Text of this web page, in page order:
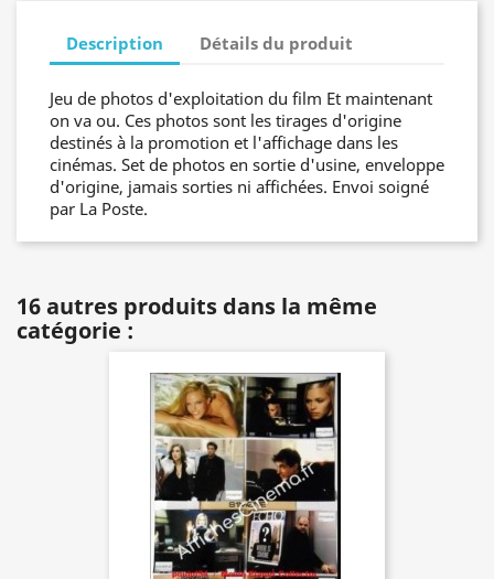
Description Détails du produit
Jeu de photos d'exploitation du film Et maintenant
on va ou. Ces photos sont les tirages d'origine
destinés à la promotion et l'affichage dans les
cinémas. Set de photos en sortie d'usine, enveloppe
d'origine, jamais sorties ni affichées. Envoi soigné
par La Poste.
16 autres produits dans la même
catégorie :